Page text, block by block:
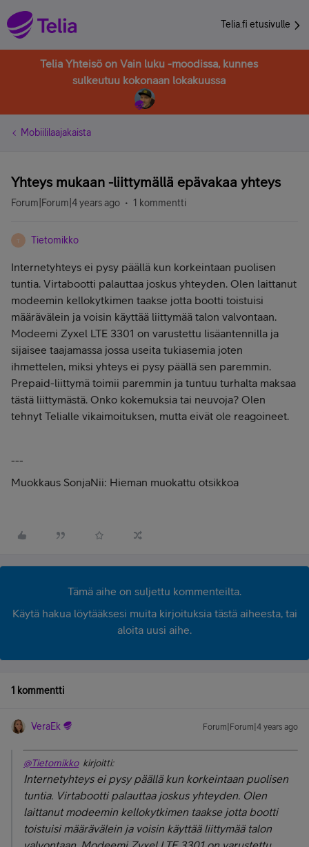
Telia.fi etusivulle
Telia Yhteisö on Vain luku -moodissa, kunnes
sulkeutuu kokonaan lokakuussa
Mobiililaajakaista
Yhteys mukaan -liittymällä epävakaa yhteys
Forum|Forum|4 years ago 1 kommentti
T Tietomikko
Internetyhteys ei pysy päällä kun korkeintaan puolisen
tuntia. Virtabootti palauttaa joskus yhteyden. Olen laittanut
modeemin kellokytkimen taakse jotta bootti toistuisi
määrävälein ja voisin käyttää liittymää talon valvontaan.
Modeemi Zyxel LTE 3301 on varustettu lisäantennilla ja
sijaisee taajamassa jossa useita tukiasemia joten
ihmettelen, miksi yhteys ei pysy päällä sen paremmin.
Prepaid-liittymä toimii paremmin ja tuntuu turhalta maksaa
tästä liittymästä. Onko kokemuksia tai neuvoja? Olen
tehnyt Telialle vikaimoituksen, mutta eivät ole reagoineet.
---
Muokkaus SonjaNii: Hieman muokattu otsikkoa
Tämä aihe on suljettu kommenteilta.
Käytä hakua löytääksesi muita kirjoituksia tästä aiheesta, tai
aloita uusi aihe.
1 kommentti
VeraEk Forum|Forum|4 years ago
@Tietomikkokirjoitti:
Internetyhteys ei pysy päällä kun korkeintaan puolisen
tuntia. Virtabootti palauttaa joskus yhteyden. Olen
laittanut modeemin kellokytkimen taakse jotta bootti
toistuisi määrävälein ja voisin käyttää liittymää talon